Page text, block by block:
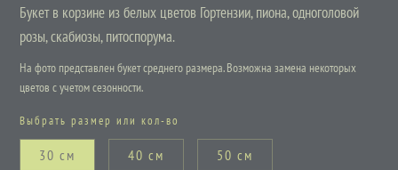
Букет в корзине из белых цветов Гортензии, пиона, одноголовой
розы, скабиозы, питоспорума.
На фото представлен букет среднего размера. Возможна замена некоторых
цветов с учетом сезонности.
Выбрать размер или кол-во
30 см 40 см 50 см